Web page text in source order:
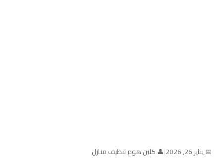
📅 يناير 26, 2026 |👤 كلين هوم تنظيف منازل